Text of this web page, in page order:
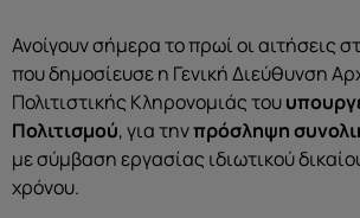
Ανοίγουν σήμερα το πρωί οι αιτήσεις
που δημοσίευσε η Γενική Διεύθυνση
Πολιτιστικής Κληρονομιάς του
Πολιτισμού, για τηνπρόσληψη
με σύμβαση εργασίας ιδιωτικού
χρόνου.